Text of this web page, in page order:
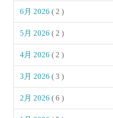
6月 2026( 2 )
5月 2026( 2 )
4月 2026( 2 )
3月 2026( 3 )
2月 2026( 6 )